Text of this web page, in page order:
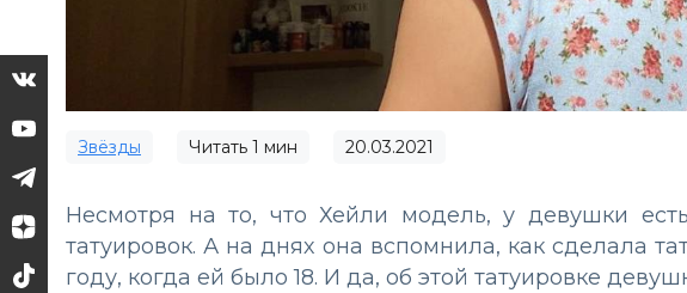
Звёзды Читать 1 мин 20.03.2021
Несмотря на то, что Хейли модель, у девушки
татуировок. А на днях она вспомнила, как сделала
году, когда ей было 18. И да, об этой татуировке